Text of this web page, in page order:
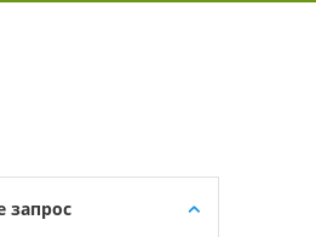
запрос